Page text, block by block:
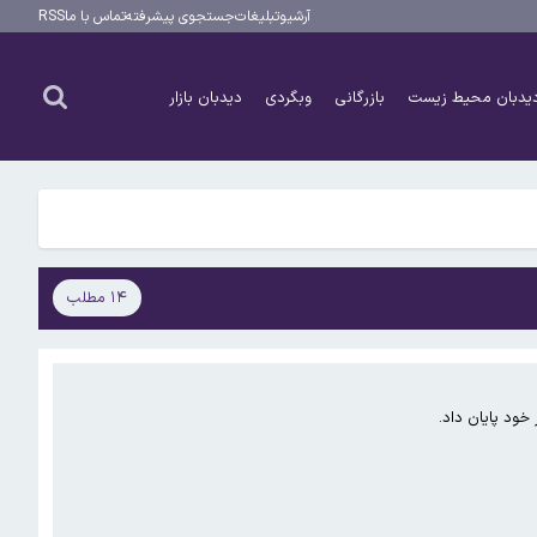
آرشیوتبلیغاتجستجوی پیشرفتهتماس با ماRSS
محیط زیست بازرگانی وبگردی دیدبان بازار
۱۴ مطلب
پایان داد.